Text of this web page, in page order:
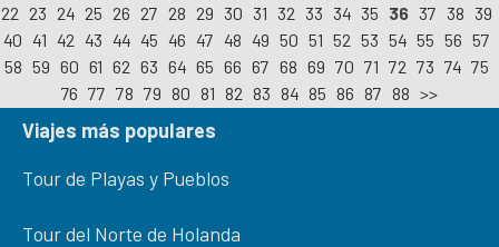
22 23 24 25 26 27 28 29 30 31 32 33 34 35 36 37 38 39
40 41 42 43 44 45 46 47 48 49 50 51 52 53 54 55 56 57
58 59 60 61 62 63 64 65 66 67 68 69 70 71 72 73 74 75
76 77 78 79 80 81 82 83 84 85 86 87 88 >>
Viajes más populares
Tour de Playas y Pueblos
Tour del Norte de Holanda